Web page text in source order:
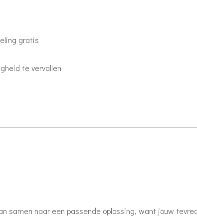
gratis
te vervallen
samen naar een passende oplossing, want jouw